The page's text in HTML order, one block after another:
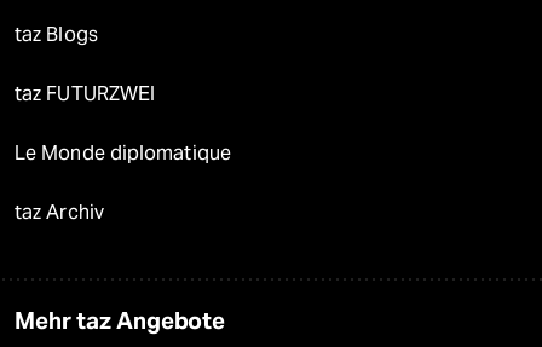
taz Blogs
taz FUTURZWEI
Le Monde diplomatique
taz Archiv
Mehr taz Angebote